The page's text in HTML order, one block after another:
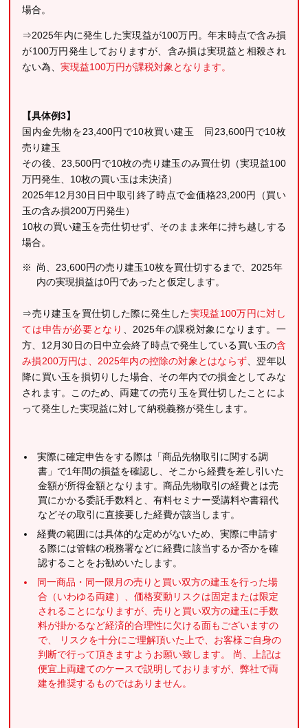
場合。
⇒2025年内に発生した実現益が100万円。年末時点で含み損
が100万円発生しておりますが、含み損は実現益と相殺され
ない為、実現益100万円が課税対象となります。
【具体例3】
国内金先物を23,400円で10枚買い建玉 同23,600円で10枚
売り建玉
その後、23,500円で10枚の売り建玉のみ買仕切（実現益100
万円発生、10枚の買い玉は未決済）
2025年12月30日日中取引終了時点で金価格23,200円（買い
玉の含み損200万円発生）
10枚の買い建玉を売仕切せず、そのまま来年に持ち越しする
場合。
尚、23,600円の売り建玉10枚を買仕切するまで、2025年
内の実現損益は0円であったと仮定します。
⇒売り建玉を買仕切した際に発生した実現益100万円に対し
ては申告が必要となり
、2025年の課税対象になります。一
方、12月30日の日中立会終了時点で発生している買い玉の含
み損200万円は、2025年内の控除の対象とはならず 、翌年以
降に買い玉を損切りした場合、その年内での損金としてみな
されます。このため、両建ての売り玉を買仕切したことによ
って発生した実現益に対して納税義務が発生します。
実際に確定申告をする際は「商品先物取引に関する調
書」で1年間の損益を確認し、そこから経費を差し引いた
金額が所得金額となります。商品先物取引の経費とは売
買にかかる委託手数料と、有料セミナー受講料や書籍代
などその取引に直接要した経費が該当します。
経費の範囲には具体的な定めがないため、実際に申請す
る際には管轄の税務署などに経費に該当するか否かを確
認することをお勧めいたします。
同一商品・同一限月の売りと買い双方の建玉を行った場
合（いわゆる両建）、価格変動リスクは固定または限定
されることになりますが、売りと買い双方の建玉に手数
料が掛かるなど経済的合理性に欠ける面もございますの
で、 リスクを十分にご理解頂いた上で、お客様ご自身の
判断で行って頂きますようお願い致します。 尚、上記は
便宜上両建てのケースで説明しておりますが、弊社で両
建を推奨するものではありません。